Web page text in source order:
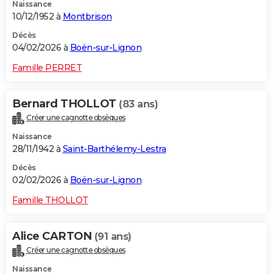
Naissance
10/12/1952 à Montbrison
Décès
04/02/2026 à Boën-sur-Lignon
Famille PERRET
Bernard THOLLOT (83 ans)
Créer une cagnotte obsèques
Naissance
28/11/1942 à Saint-Barthélemy-Lestra
Décès
02/02/2026 à Boën-sur-Lignon
Famille THOLLOT
Alice CARTON (91 ans)
Créer une cagnotte obsèques
Naissance